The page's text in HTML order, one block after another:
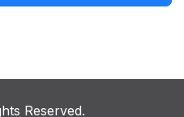
Reserved.